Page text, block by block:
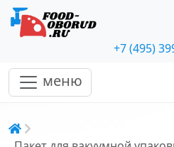
+7 (495)
меню
Строка навигации